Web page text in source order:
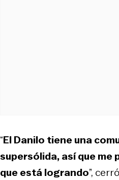
“El Danilo tiene una
supersólida, así que me
que está logrando”,